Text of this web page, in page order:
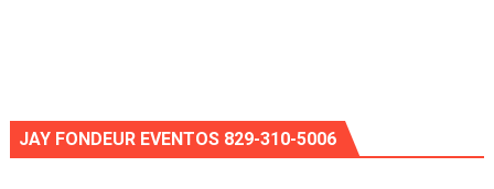
JAY FONDEUR EVENTOS 829-310-5006